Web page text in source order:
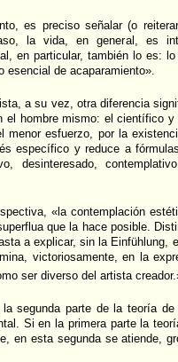
es preciso señalar (o
la vida, en general, es
en particular, también lo es:
esencial de acaparamiento».
a su vez, otra diferencia
el hombre mismo: el científico
menor esfuerzo, por la
específico y reduce a
desinteresado,
«la contemplación
que la hace posible.
a explicar, sin la Einfühlung,
victoriosamente, en la
ser diverso del artista
la segunda parte de la teoría
Si en la primera parte la
en esta segunda se atiende,